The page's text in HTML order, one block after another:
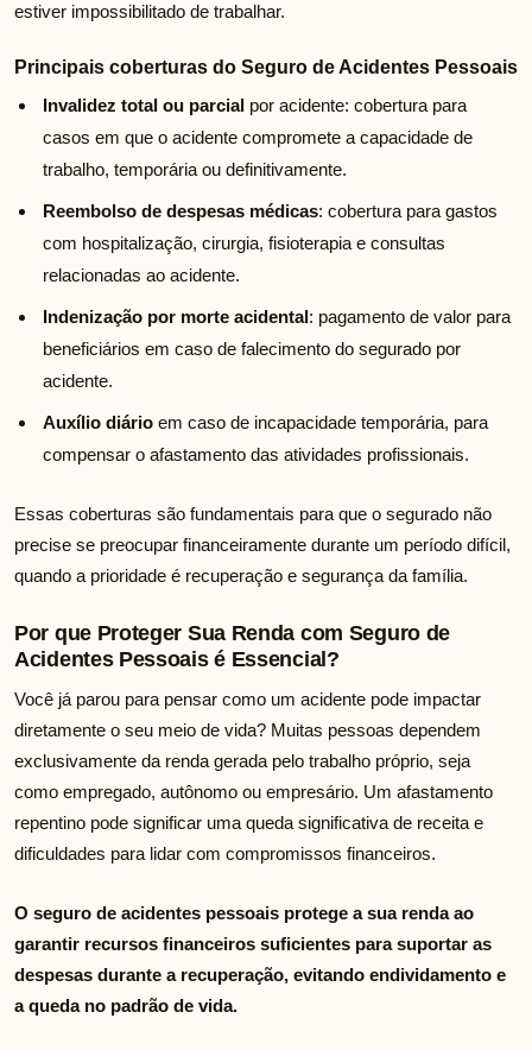
estiver impossibilitado de trabalhar.
Principais coberturas do Seguro de Acidentes Pessoais
Invalidez total ou parcial por acidente: cobertura para
casos em que o acidente compromete a capacidade de
trabalho, temporária ou definitivamente.
Reembolso de despesas médicas: cobertura para gastos
com hospitalização, cirurgia, fisioterapia e consultas
relacionadas ao acidente.
Indenização por morte acidental: pagamento de valor para
beneficiários em caso de falecimento do segurado por
acidente.
Auxílio diário em caso de incapacidade temporária, para
compensar o afastamento das atividades profissionais.
Essas coberturas são fundamentais para que o segurado não
precise se preocupar financeiramente durante um período difícil,
quando a prioridade é recuperação e segurança da família.
Por que Proteger Sua Renda com Seguro de
Acidentes Pessoais é Essencial?
Você já parou para pensar como um acidente pode impactar
diretamente o seu meio de vida? Muitas pessoas dependem
exclusivamente da renda gerada pelo trabalho próprio, seja
como empregado, autônomo ou empresário. Um afastamento
repentino pode significar uma queda significativa de receita e
dificuldades para lidar com compromissos financeiros.
O seguro de acidentes pessoais protege a sua renda ao
garantir recursos financeiros suficientes para suportar as
despesas durante a recuperação, evitando endividamento e
a queda no padrão de vida.